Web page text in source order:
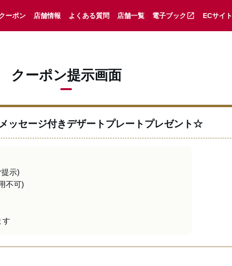
ーポン 店舗情報 よくある質問 店舗一覧 電子ブック open_in_new ECサイト
クーポン提示画面
セージ付きデザートプレートプレゼント☆
提示)
不可)
す